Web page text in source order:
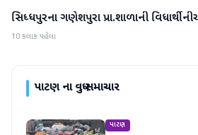
પાટણ
સિધ્ધપુરના ગણેશપુરા પ્રા.શાળાની
10 કલાક પહેલા
પાટણના વધુ સમાચાર
પાટણ